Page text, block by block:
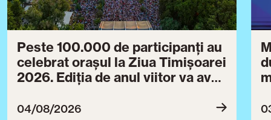
Peste 100.000 de participanți au
celebrat orașul la Ziua Timișoarei
2026. Ediția de anul viitor va avea
04/08/2026